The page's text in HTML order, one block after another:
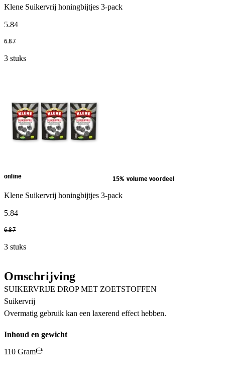
Klene Suikervrij honingbijtjes 3-pack
5.84
6.87
3 stuks
online 15% volume voordeel
Klene Suikervrij honingbijtjes 3-pack
5.84
6.87
3 stuks
Omschrijving
SUIKERVRIJE DROP MET ZOETSTOFFEN
Suikervrij
Overmatig gebruik kan een laxerend effect hebben.
Inhoud en gewicht
110 Gram